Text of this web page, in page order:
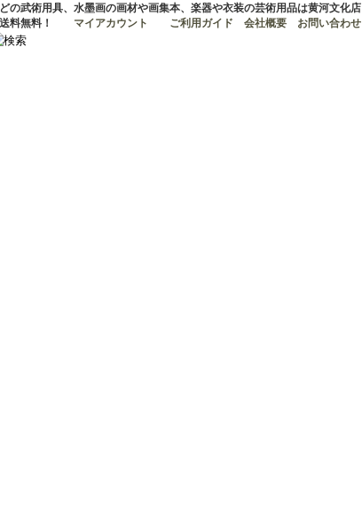
の武術用具、水墨画の画材や画集本、楽器や衣装の芸術用品は黄河文化店
マイアカウント
ご利用ガイド 会社概要 お問い合わせ